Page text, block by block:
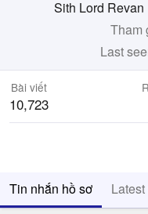
Sith Lord Revan
Tham
Last
Bài viết
10,723
Tin nhắn hồ sơ